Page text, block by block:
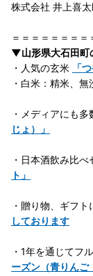
株式会社 井上喜
＝＝＝＝＝＝＝＝
▼山形県大石田町
・人気の玄米
「
・白米：精米、
・メディアにも
じょ）」
・日本酒飲み比べ
ト」
・贈り物、ギフ
しております
・1年を通じてフ
ーズン（青りんご